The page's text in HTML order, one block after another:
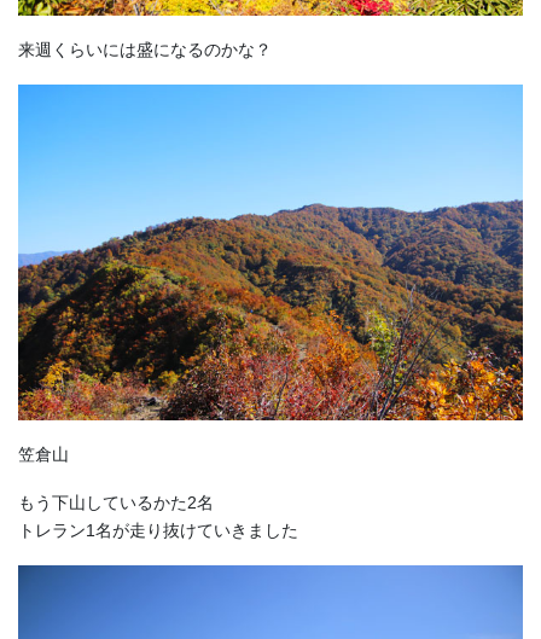
来週くらいには盛になるのかな？
笠倉山
もう下山しているかた2名
トレラン1名が走り抜けていきました